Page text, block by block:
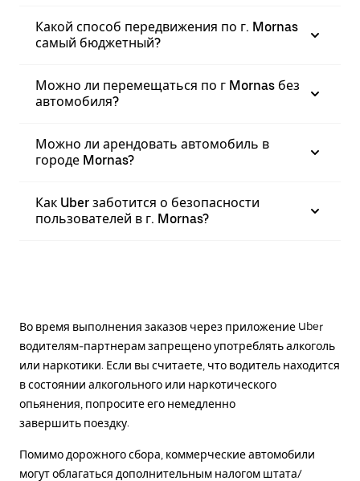
Какой способ передвижения по г. Mornas
самый бюджетный?
Можно ли перемещаться по г Mornas без
автомобиля?
Можно ли арендовать автомобиль в
городе Mornas?
Как Uber заботится о безопасности
пользователей в г. Mornas?
Во время выполнения заказов через приложение Uber
водителям-партнерам запрещено употреблять алкоголь
или наркотики. Если вы считаете, что водитель находится
в состоянии алкогольного или наркотического
опьянения, попросите его немедленно
завершить поездку.
Помимо дорожного сбора, коммерческие автомобили
могут облагаться дополнительным налогом штата/